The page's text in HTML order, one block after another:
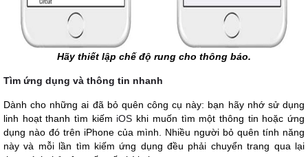
Hãy thiết lập chế độ rung cho thông báo.
Tìm ứng dụng và thông tin nhanh
Dành cho những ai đã bỏ quên công cụ này: bạn hãy nhớ sử dụng
linh hoạt thanh tìm kiếm iOS khi muốn tìm một thông tin hoặc ứng
dụng nào đó trên iPhone của mình. Nhiều người bỏ quên tính năng
này và mỗi lần tìm kiếm ứng dụng đều phải chuyển trang qua lại